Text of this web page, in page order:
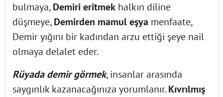
bulmaya,Demiri eritmek halkın diline
düşmeye,Demirden mamul eşya menfaate,
Demir yığını bir kadından arzu ettiği şeye nail
olmaya delalet eder.
Rüyada demir görmek, insanlar arasında
saygınlık kazanacağınıza yorumlanır.Kıvrılmış